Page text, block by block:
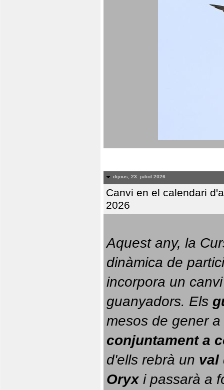
dijous, 23. juliol 2026
Canvi en el calendari
2026
Aquest any, la
dinàmica de
incorpora un
guanyadors. Els
conjuntament a
d'ells rebrà un val
Oryx i passarà a